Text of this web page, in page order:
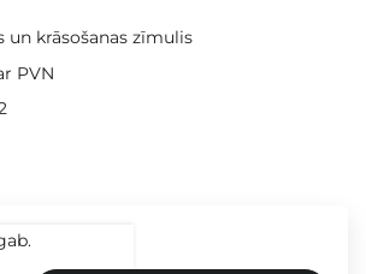
un krāsošanas zīmulis
PVN